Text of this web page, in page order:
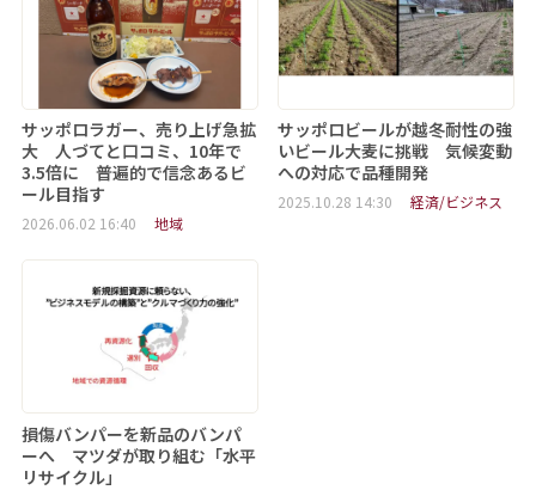
サッポロラガー、売り上げ急拡
大 人づてと口コミ、10年で
3.5倍に 普遍的で信念あるビ
ール目指す
2026.06.02 16:40 地域
サッポロビールが越冬耐性の強
いビール大麦に挑戦 気候変動
への対応で品種開発
2025.10.28 14:30 経済/ビジネス
損傷バンパーを新品のバンパ
ーへ マツダが取り組む「水平
リサイクル」